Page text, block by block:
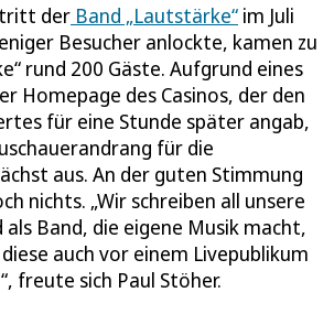
der Band „Lautstärke“ im Juli
Besucher anlockte, kamen zu
rund 200 Gäste. Aufgrund eines
Homepage des Casinos, der den
für eine Stunde später angab,
für die
aus. An der guten Stimmung
nichts. „Wir schreiben all unsere
als Band, die eigene Musik macht,
auch vor einem Livepublikum
freute sich Paul Stöher.